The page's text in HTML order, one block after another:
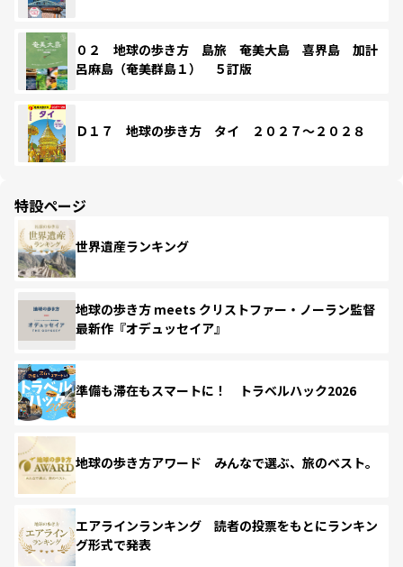
０２ 地球の歩き方 島旅 奄美大島 喜界島 加計
呂麻島（奄美群島１） ５訂版
Ｄ１７ 地球の歩き方 タイ ２０２７～２０２８
特設ページ
世界遺産ランキング
地球の歩き方 meets クリストファー・ノーラン監督
最新作『オデュッセイア』
準備も滞在もスマートに！ トラベルハック2026
地球の歩き方アワード みんなで選ぶ、旅のベスト。
エアラインランキング 読者の投票をもとにランキン
グ形式で発表